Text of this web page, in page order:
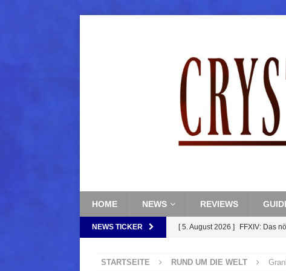
HOME NEWS REVIEWS
NEWS TICKER [ 5. August 2026 ] FFXIV: Das
FFXIV: Das
STARTSEITE RUND UM DIE WELT